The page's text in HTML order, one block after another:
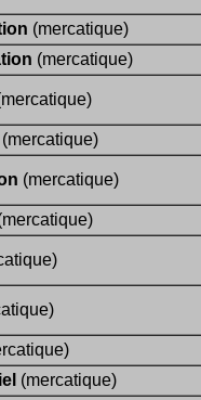
(mercatique)
(mercatique)
(mercatique)
(mercatique)
(mercatique)